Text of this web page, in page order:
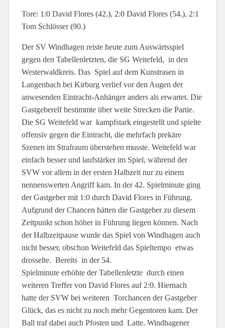
Tore: 1:0 David Flores (42.), 2:0 David Flores (54.), 2:1
Tom Schlösser (90.)
Der SV Windhagen reiste heute zum Auswärtsspiel
gegen den Tabellenletzten, die SG Weitefeld, in den
Westerwaldkreis. Das Spiel auf dem Kunstrasen in
Langenbach bei Kirburg verlief vor den Augen der
anwesenden Eintracht-Anhänger anders als erwartet. Die
Gastgeberelf bestimmte über weite Strecken die Partie.
Die SG Weitefeld war kampfstark eingestellt und spielte
offensiv gegen die Eintracht, die mehrfach prekäre
Szenen im Strafraum überstehen musste. Weitefeld war
einfach besser und laufstärker im Spiel, während der
SVW vor allem in der ersten Halbzeit nur zu einem
nennenswerten Angriff kam. In der 42. Spielminute ging
der Gastgeber mit 1:0 durch David Flores in Führung.
Aufgrund der Chancen hätten die Gastgeber zu diesem
Zeitpunkt schon höher in Führung liegen können. Nach
der Halbzeitpause wurde das Spiel von Windhagen auch
nicht besser, obschon Weitefeld das Spieltempo etwas
drosselte. Bereits in der 54.
Spielminute erhöhte der Tabellenletzte durch einen
weiteren Treffer von David Flores auf 2:0. Hiernach
hatte der SVW bei weiteren Torchancen der Gastgeber
Glück, das es nicht zu noch mehr Gegentoren kam. Der
Ball traf dabei auch Pfosten und Latte. Windhagener